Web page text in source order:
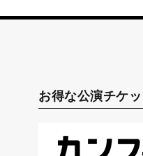
お得な公演チケ